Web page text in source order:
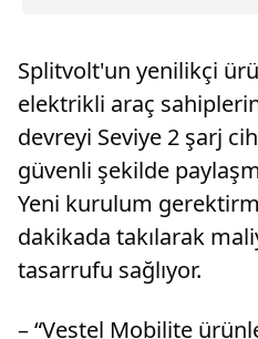
süreçten çok mutluyum,
duyuyorum"
Splitvolt'un yenilikçi
elektrikli araç
devreyi Seviye 2 şarj
güvenli şekilde
Yeni kurulum
dakikada takılarak
tasarrufu sağlıyor.
– “Vestel Mobilite